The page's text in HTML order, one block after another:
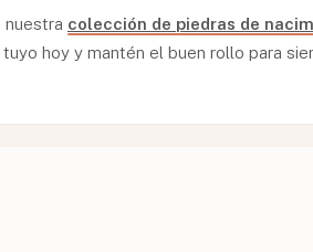
nuestra colección de piedras de
tuyo hoy y mantén el buen rollo para